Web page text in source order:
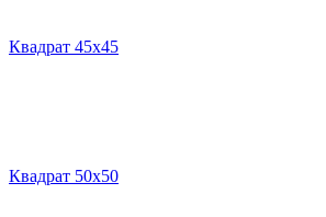
Квадрат 45х45
Квадрат 50х50